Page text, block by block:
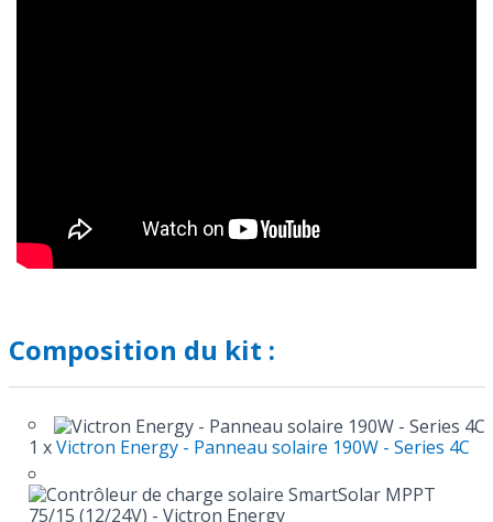
Composition du kit :
1 xVictron Energy - Panneau solaire 190W - Series 4C